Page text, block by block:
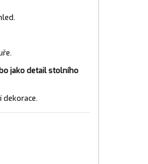
jako detail stolního